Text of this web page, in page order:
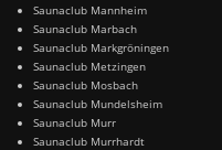
Saunaclub Mannheim
Saunaclub Marbach
Saunaclub Markgröningen
Saunaclub Metzingen
Saunaclub Mosbach
Saunaclub Mundelsheim
Saunaclub Murr
Saunaclub Murrhardt